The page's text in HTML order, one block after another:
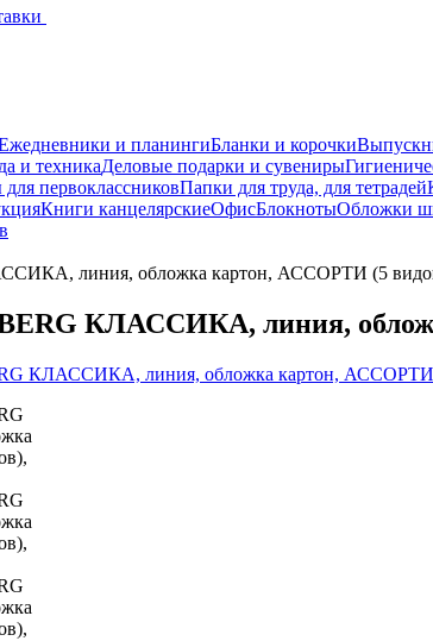
и планингиБланки и корочки
и техникаДеловые подарки и сувениры
первоклассниковПапки для труда, для тетрадей
Книги канцелярскиеОфисБлокнотыОбложки
линия, обложка картон, АССОРТИ (5
КЛАССИКА, линия,